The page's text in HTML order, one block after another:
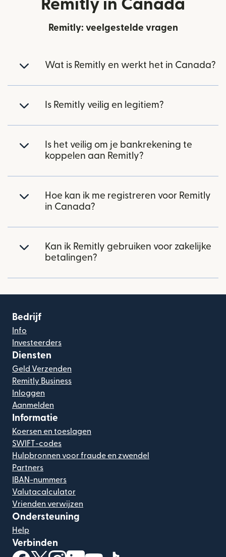
Remitly in Canada
Remitly: veelgestelde vragen
Wat is Remitly en werkt het in Canada?
Is Remitly veilig en legitiem?
Is het veilig om je bankrekening te
koppelen aan Remitly?
Hoe kan ik me registreren voor Remitly
in Canada?
Kan ik Remitly gebruiken voor zakelijke
betalingen?
Bedrijf
Info
Investeerders
Diensten
Geld Verzenden
Remitly Business
Inloggen
Aanmelden
Informatie
Koersen en toeslagen
SWIFT-codes
Hulpbronnen voor fraude en zwendel
Partners
IBAN-nummers
Valutacalculator
Vrienden verwijzen
Ondersteuning
Help
Verbinden